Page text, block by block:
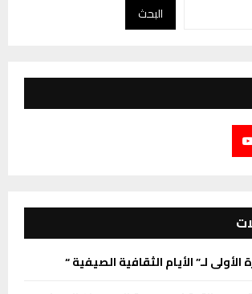
البحث
الأولى لـ” الأيام الثقافية الصيفية “